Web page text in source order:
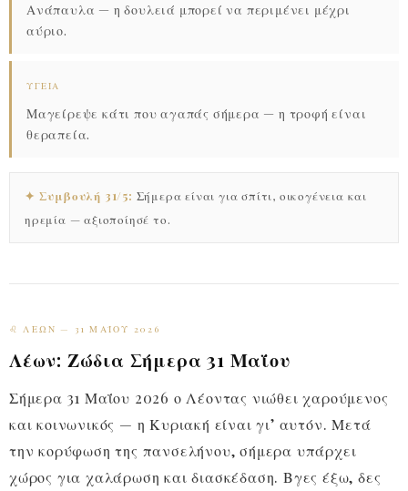
Ανάπαυλα — η δουλειά μπορεί να περιμένει μέχρι
αύριο.
ΥΓΕΊΑ
Μαγείρεψε κάτι που αγαπάς σήμερα — η τροφή είναι
θεραπεία.
✦ Συμβουλή 31/5: Σήμερα είναι για σπίτι, οικογένεια και
ηρεμία — αξιοποίησέ το.
♌ ΛΈΩΝ — 31 ΜΑΪ́ΟΥ 2026
Λέων: Ζώδια Σήμερα 31 Μαΐου
Σήμερα 31 Μαΐου 2026 ο Λέοντας νιώθει χαρούμενος
και κοινωνικός — η Κυριακή είναι γι’ αυτόν. Μετά
την κορύφωση της πανσελήνου, σήμερα υπάρχει
χώρος για χαλάρωση και διασκέδαση. Βγες έξω, δες